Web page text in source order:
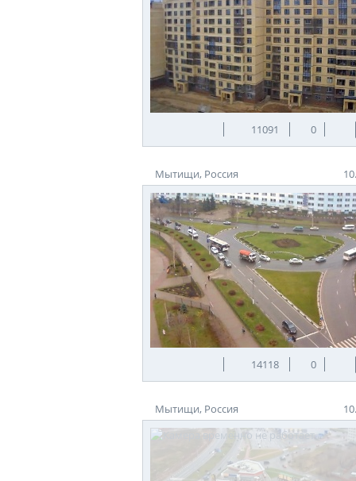
11091 0
Мытищи, Россия
14118 0
Мытищи, Россия